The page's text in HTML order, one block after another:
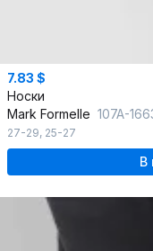
7.83 $
Носки
Mark Formelle 107A-1663/
27-29, 25-27
В